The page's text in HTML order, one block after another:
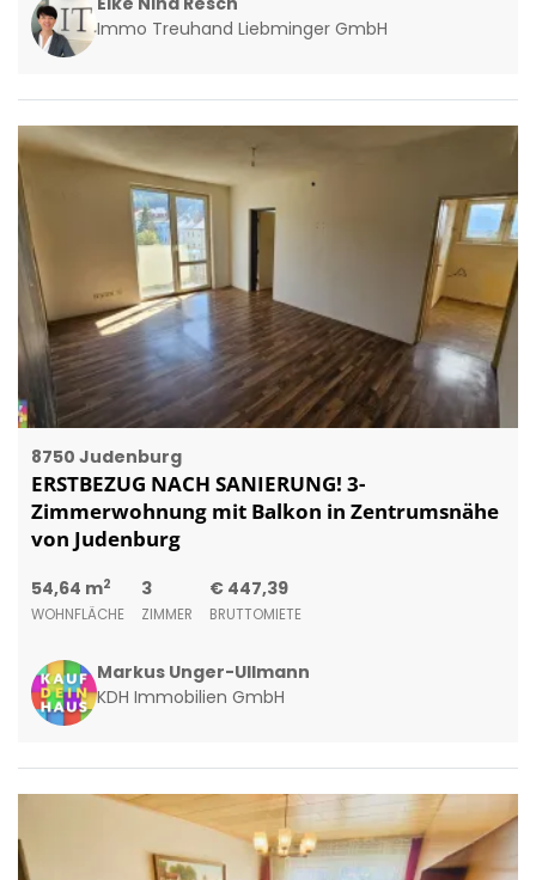
Immo Treuhand Liebminger GmbH
8750 Judenburg
ERSTBEZUG NACH SANIERUNG! 3-
Zimmerwohnung mit Balkon in Zentrumsnähe
von Judenburg
54,64 m2
WOHNFLÄCHE
3
ZIMMER
€ 447,39
BRUTTOMIETE
Markus Unger-Ullmann
KDH Immobilien GmbH